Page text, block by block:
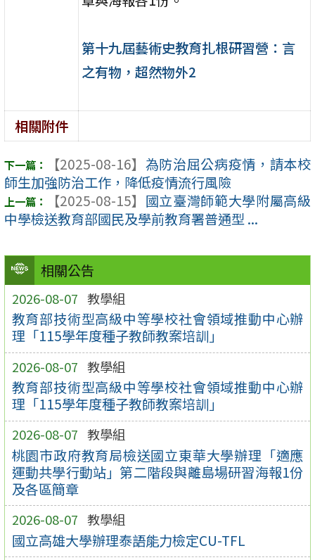
相關公告
2026-08-07 教學組
教育部技術型高級中等學校社會領域推動中心辦
理「115學年度種子教師教案培訓」
2026-08-07 教學組
教育部技術型高級中等學校社會領域推動中心辦
理「115學年度種子教師教案培訓」
2026-08-07 教學組
桃園市政府教育局檢送國立東華大學辦理「適應
運動共學行動站」第二階段與離島場研習海報1份
及各區簡章
2026-08-07 教學組
國立高雄大學辦理泰語能力檢定CU-TFL
第十九屆藝術史教育扎根研習營：言
之有物，超然物外2
相關附件
【2025-08-16】 為防治屈公病疫情，請本校
師生加強防治工作，降低疫情流行風險
【2025-08-15】 國立臺灣師範大學附屬高級
中學檢送教育部國民及學前教育署普通型 ...